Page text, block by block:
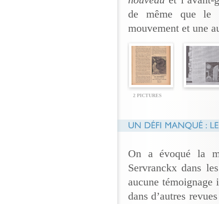
de même que le
mouvement et une
2 PICTURES
On a évoqué la
Servranckx dans
aucune
dans d’autres